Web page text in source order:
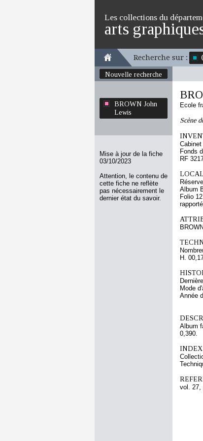
Les collections du
arts
Recherche sur :
Nouvelle recherche
BROWN John
Lewis
Mise à jour de la fiche
03/10/2023
Attention, le contenu de
cette fiche ne reflète
pas nécessairement le
dernier état du savoir.
Ecole
Scène
Fonds
RF
Album
Folio 12
H.
Mode
Année
Album
0,390.
INDEX
vol. 27,